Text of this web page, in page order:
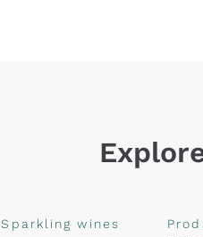
Sparkling wines